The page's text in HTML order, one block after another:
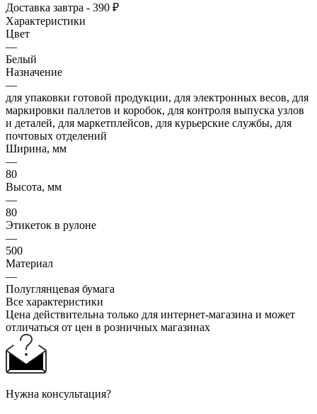
Доставка завтра - 390 ₽
Характеристики
Цвет
—
Белый
Назначение
—
для упаковки готовой продукции, для электронных весов, для
маркировки паллетов и коробок, для контроля выпуска узлов
и деталей, для маркетплейсов, для курьерские службы, для
почтовых отделений
Ширина, мм
—
80
Высота, мм
—
80
Этикеток в рулоне
—
500
Материал
—
Полуглянцевая бумага
Все характеристики
Цена действительна только для интернет-магазина и может
отличаться от цен в розничных магазинах
Нужна консультация?